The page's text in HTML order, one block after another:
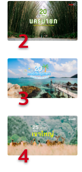
2
3
4